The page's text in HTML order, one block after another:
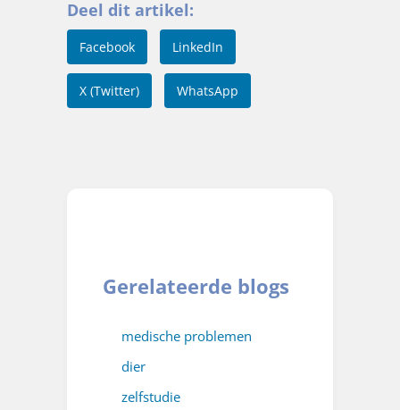
Deel dit artikel:
Facebook LinkedIn
X (Twitter) WhatsApp
Gerelateerde blogs
medische problemen
dier
zelfstudie